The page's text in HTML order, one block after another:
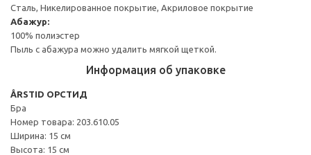
Сталь, Никелированное покрытие, Акриловое покрытие
Абажур:
100% полиэстер
Пыль с абажура можно удалить мягкой щеткой.
Информация об упаковке
ÅRSTID ОРСТИД
Бра
Номер товара: 203.610.05
Ширина: 15 см
Высота: 15 см